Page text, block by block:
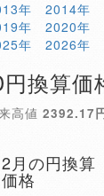
年 2014年
年 2020年
年 2026年
換算価
高値 2392.17
2月の円換算
価格